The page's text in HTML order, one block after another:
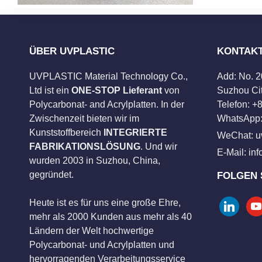
ÜBER UVPLASTIC
UVPLASTIC Material Technology Co.,
Ltd ist ein ONE-STOP Lieferant von
Polycarbonat- and Acrylplatten. In der
Zwischenzeit bieten wir im
Kunststoffbereich
INTEGRIERTE
FABRIKATIONSLÖSUNG. Und wir
wurden 2003 in Suzhou, China,
gegründet.
Heute ist es für uns eine große Ehre,
mehr als 2000 Kunden aus mehr als 40
Ländern der Welt hochwertige
Polycarbonat- und Acrylplatten und
hervorragenden Verarbeitungsservice
Add: No.
Suzhou
Telefon:
WeChat:
E-Mail:
FOLGEN
linkedin